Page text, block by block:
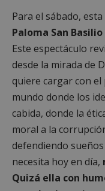
Para el sábado,
Paloma San
Este espectáculo
desde la mirada de
quiere cargar con el
mundo donde los
cabida, donde la
moral a la
defendiendo sueños
necesita hoy en día,
Quizá ella con